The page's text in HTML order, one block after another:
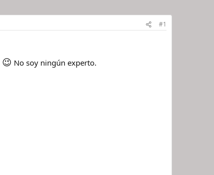
#1
😉 No soy ningún experto.